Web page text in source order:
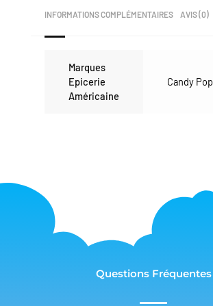
INFORMATIONS COMPLÉMENTAIRES AVIS (0)
Marques
Epicerie
Américaine
Candy Pop
Questions Fréquentes